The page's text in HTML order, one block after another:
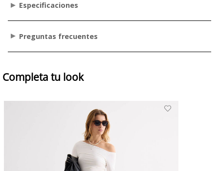
Especificaciones
Preguntas frecuentes
Completa tu look